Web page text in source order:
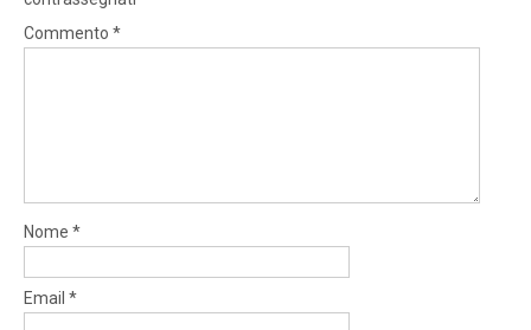
Commento *
Nome *
Email *